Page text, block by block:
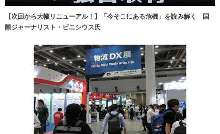
【次回から大幅リニューアル！】「今そこにある危機」を読み解く 国
際ジャーナリスト・ビニシウス氏